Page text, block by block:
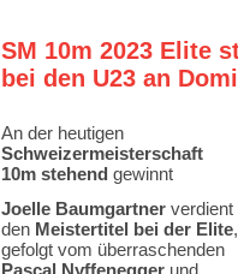
SM 10m 2023 Elite
bei den U23 an
An der heutigen
Schweizermeisterschaft
10m stehend gewinnt
Joelle Baumgartner verdient
den Meistertitel bei der Elite,
gefolgt vom überraschenden
Pascal Nyffenegger und